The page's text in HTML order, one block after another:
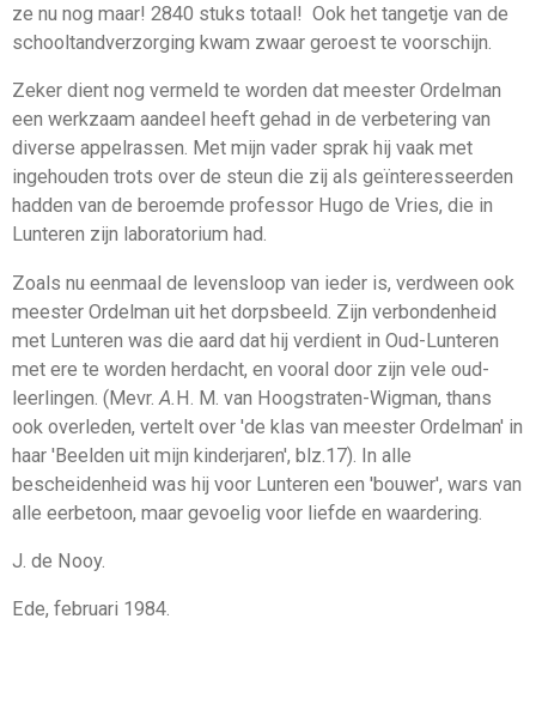
ze nu nog maar! 2840 stuks totaal! Ook het tangetje van de
schooltandverzorging kwam zwaar geroest te voorschijn.
Zeker dient nog vermeld te worden dat meester Ordelman
een werkzaam aandeel heeft gehad in de verbetering van
diverse appelrassen. Met mijn vader sprak hij vaak met
ingehouden trots over de steun die zij als geïnteresseerden
hadden van de beroemde professor Hugo de Vries, die in
Lunteren zijn labo­ratorium had.
Zoals nu eenmaal de levensloop van ieder is, verdween ook
meester Ordelman uit het dorpsbeeld. Zijn verbondenheid
met Lunteren was die aard dat hij verdient in Oud-Lunteren
met ere te worden herdacht, en vooral door zijn vele oud-
leerlingen. (Mevr. A. H. M. van Hoogstraten-Wigman, thans
ook overleden, vertelt over 'de klas van meester Ordelman' in
haar 'Beelden uit mijn kinderjaren', blz.17). In alle
bescheidenheid was hij voor Lunteren een 'bouwer', wars van
alle eerbetoon, maar ge­voelig voor liefde en waardering.
J. de Nooy.
Ede, februari 1984.